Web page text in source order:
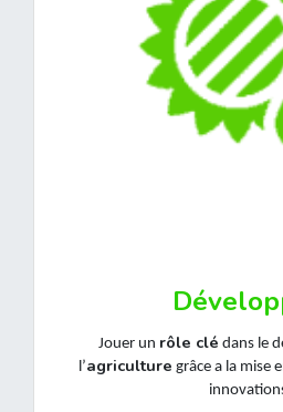
Jouer un rôle clé dans le
l’agriculture grâce a la mise